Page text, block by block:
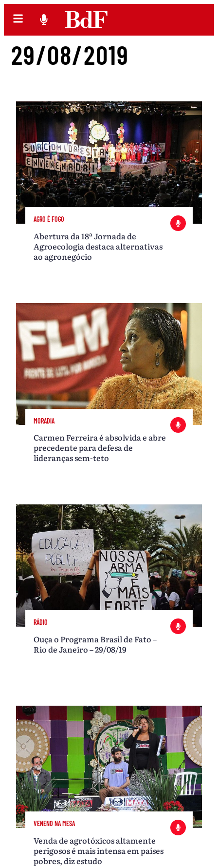
29/08/2019
AGRO É FOGO
Abertura da 18ª Jornada de
Agroecologia destaca alternativas
ao agronegócio
MORADIA
Carmen Ferreira é absolvida e abre
precedente para defesa de
lideranças sem-teto
RÁDIO
Ouça o Programa Brasil de Fato –
Rio de Janeiro – 29/08/19
VENENO NA MESA
Venda de agrotóxicos altamente
perigosos é mais intensa em países
pobres, diz estudo